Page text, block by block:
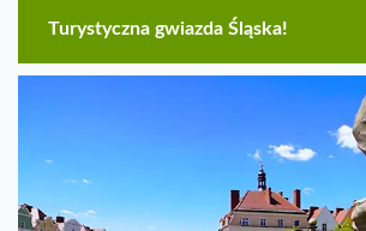
Turystyczna gwiazda Śląska!